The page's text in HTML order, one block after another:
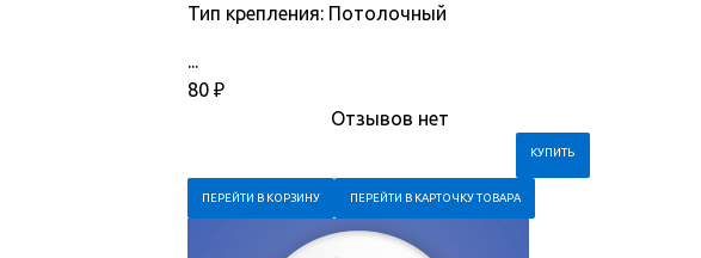
Тип крепления: Потолочный
...
80 ₽
Отзывов нет
ПЕРЕЙТИ В КОРЗИНУ ПЕРЕЙТИ В КАРТОЧКУ ТОВАРА